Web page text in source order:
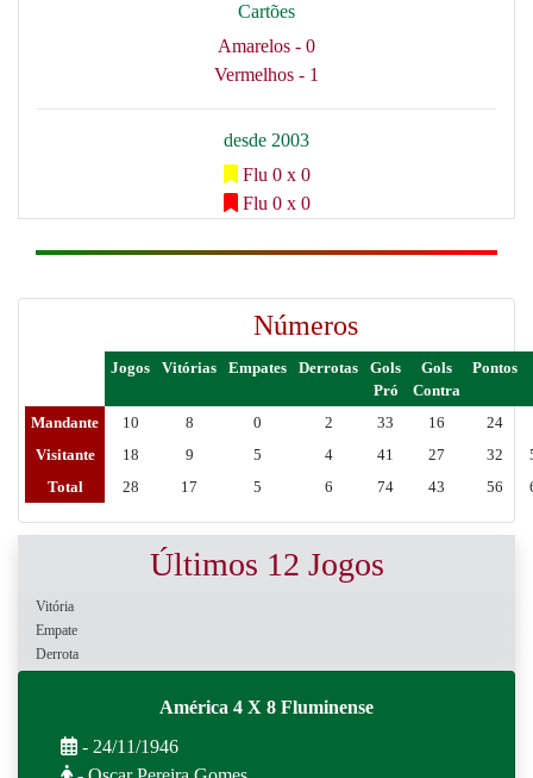
Cartões
Amarelos - 0
Vermelhos - 1
desde 2003
Flu 0 x 0
Flu 0 x 0
Números
Jogos Vitórias Empates Derrotas
Gols
Pró
Gols
Contra
Pontos
Mandante 10 8 0 2 33 16
24
Visitante
18 9 5 4 41 27 32
Total
28 17 5 6 74 43 56
Últimos 12 Jogos
Vitória
Empate
Derrota
América 4 X 8 Fluminense
- 24/11/1946